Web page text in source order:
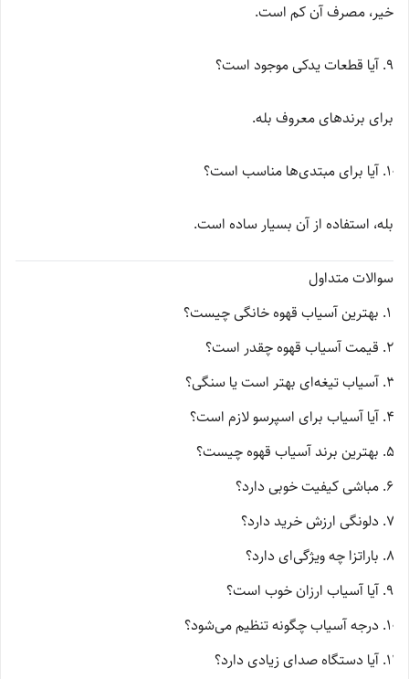
خیر، مصرف آن کم است.
آیا قطعات یدکی موجود است؟
برای برندهای معروف بله.
آیا برای مبتدی‌ها مناسب است؟
بله، استفاده از آن بسیار ساده است.
سوالات متداول
بهترین آسیاب قهوه خانگی چیست؟
قیمت آسیاب قهوه چقدر است؟
آسیاب تیغه‌ای بهتر است یا سنگی؟
آیا آسیاب برای اسپرسو لازم است؟
بهترین برند آسیاب قهوه چیست؟
مباشی کیفیت خوبی دارد؟
دلونگی ارزش خرید دارد؟
باراتزا چه ویژگی‌ای دارد؟
آیا آسیاب ارزان خوب است؟
درجه آسیاب چگونه تنظیم می‌شود؟
آیا دستگاه صدای زیادی دارد؟